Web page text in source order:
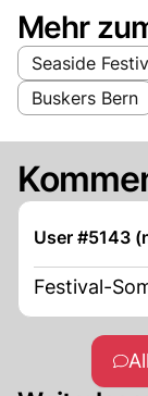
Mehr
Seaside
Buskers Bern
User #5143
Festival-